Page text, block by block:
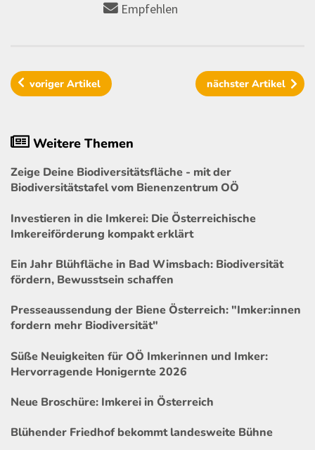
Empfehlen
vorigerArtikel nächster Artikel
Weitere Themen
Zeige Deine Biodiversitätsfläche - mit der
Biodiversitätstafel vom Bienenzentrum OÖ
Investieren in die Imkerei: Die Österreichische
Imkereiförderung kompakt erklärt
Ein Jahr Blühfläche in Bad Wimsbach: Biodiversität
fördern, Bewusstsein schaffen
Presseaussendung der Biene Österreich: "Imker:innen
fordern mehr Biodiversität"
Süße Neuigkeiten für OÖ Imkerinnen und Imker:
Hervorragende Honigernte 2026
Neue Broschüre: Imkerei in Österreich
Blühender Friedhof bekommt landesweite Bühne